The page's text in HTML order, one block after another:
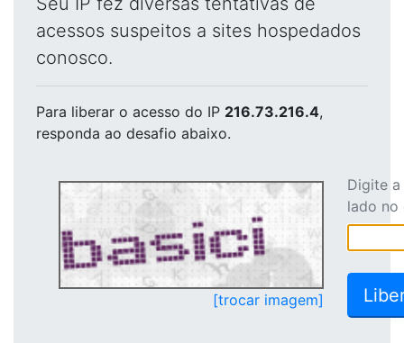
acessos suspeitos a sites hospedados
conosco.
Para liberar o acesso do IP 216.73.216.4,
responda ao desafio abaixo.
[trocar imagem]
Digite
lado no